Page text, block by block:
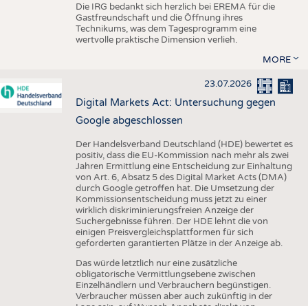
Die IRG bedankt sich herzlich bei EREMA für die
Gastfreundschaft und die Öffnung ihres
Technikums, was dem Tagesprogramm eine
wertvolle praktische Dimension verlieh.
MORE
23.07.2026
Digital Markets Act: Untersuchung gegen
Google abgeschlossen
Der Handelsverband Deutschland (HDE) bewertet es
positiv, dass die EU-Kommission nach mehr als zwei
Jahren Ermittlung eine Entscheidung zur Einhaltung
von Art. 6, Absatz 5 des Digital Market Acts (DMA)
durch Google getroffen hat. Die Umsetzung der
Kommissionsentscheidung muss jetzt zu einer
wirklich diskriminierungsfreien Anzeige der
Suchergebnisse führen. Der HDE lehnt die von
einigen Preisvergleichsplattformen für sich
geforderten garantierten Plätze in der Anzeige ab.
Das würde letztlich nur eine zusätzliche
obligatorische Vermittlungsebene zwischen
Einzelhändlern und Verbrauchern begünstigen.
Verbraucher müssen aber auch zukünftig in der